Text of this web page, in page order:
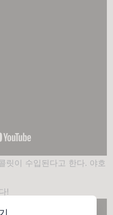
릿이 수입된다고 한다. 야호
!